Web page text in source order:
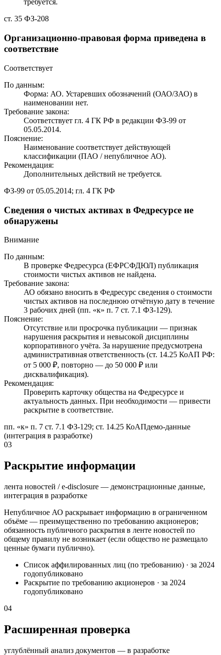
требуется.
ст. 35 ФЗ-208
Организационно-правовая форма приведена в
соответствие
Соответствует
По данным:
Форма: АО. Устаревших обозначений (ОАО/ЗАО) в
наименовании нет.
Требование закона:
Соответствует гл. 4 ГК РФ в редакции ФЗ-99 от
05.05.2014.
Пояснение:
Наименование соответствует действующей
классификации (ПАО / непубличное АО).
Рекомендация:
Дополнительных действий не требуется.
ФЗ-99 от 05.05.2014; гл. 4 ГК РФ
Сведения о чистых активах в Федресурсе не
обнаружены
Внимание
По данным:
В проверке Федресурса (ЕФРСФДЮЛ) публикация
стоимости чистых активов не найдена.
Требование закона:
АО обязано вносить в Федресурс сведения о стоимости
чистых активов на последнюю отчётную дату в течение
3 рабочих дней (пп. «к» п. 7 ст. 7.1 ФЗ-129).
Пояснение:
Отсутствие или просрочка публикации — признак
нарушения раскрытия и невысокой дисциплины
корпоративного учёта. За нарушение предусмотрена
административная ответственность (ст. 14.25 КоАП РФ:
от 5 000 ₽, повторно — до 50 000 ₽ или
дисквалификация).
Рекомендация:
Проверить карточку общества на Федресурсе и
актуальность данных. При необходимости — привести
раскрытие в соответствие.
пп. «к» п. 7 ст. 7.1 ФЗ-129; ст. 14.25 КоАПдемо-данные
(интеграция в разработке)
03
Раскрытие информации
лента новостей / e-disclosure — демонстрационные данные,
интеграция в разработке
Непубличное АО раскрывает информацию в ограниченном
объёме — преимущественно по требованию акционеров;
обязанность публичного раскрытия в ленте новостей по
общему правилу не возникает (если общество не размещало
ценные бумаги публично).
Список аффилированных лиц (по требованию) · за 2024
годопубликовано
Раскрытие по требованию акционеров · за 2024
годопубликовано
04
Расширенная проверка
углублённый анализ документов — в разработке